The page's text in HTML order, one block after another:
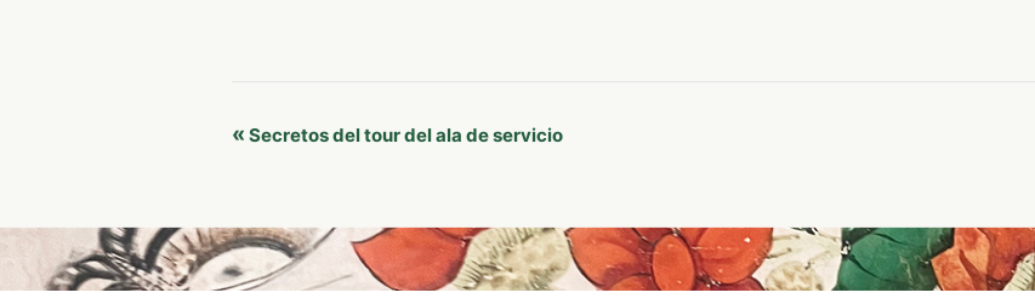
Navegación
Evento
« Secretos del tour del ala de servicio